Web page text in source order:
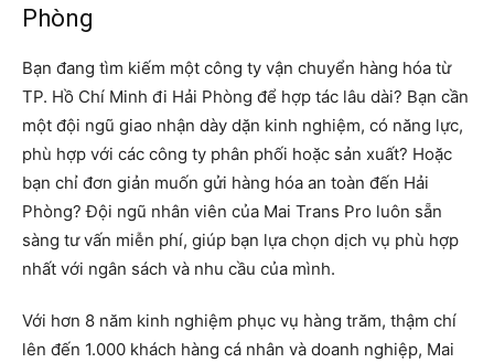
Phòng
Bạn đang tìm kiếm một công ty vận chuyển hàng hóa từ
TP. Hồ Chí Minh đi Hải Phòng để hợp tác lâu dài? Bạn cần
một đội ngũ giao nhận dày dặn kinh nghiệm, có năng lực,
phù hợp với các công ty phân phối hoặc sản xuất? Hoặc
bạn chỉ đơn giản muốn gửi hàng hóa an toàn đến Hải
Phòng? Đội ngũ nhân viên của Mai Trans Pro luôn sẵn
sàng tư vấn miễn phí, giúp bạn lựa chọn dịch vụ phù hợp
nhất với ngân sách và nhu cầu của mình.
Với hơn 8 năm kinh nghiệm phục vụ hàng trăm, thậm chí
lên đến 1.000 khách hàng cá nhân và doanh nghiệp, Mai